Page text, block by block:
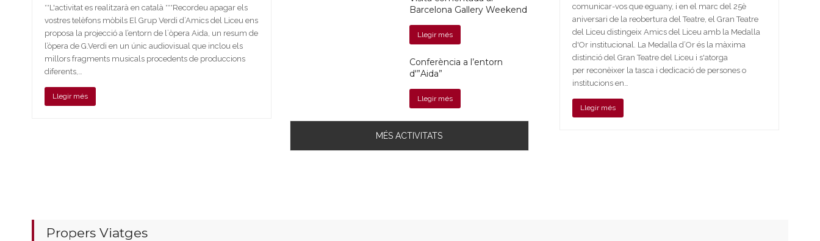
**L'activitat es realitzarà en català ***Recordeu apagar els
vostres telèfons mòbils El Grup Verdi d’Amics del Liceu ens
proposa la projecció a l’entorn de l`òpera Aida, un resum de
l’òpera de G.Verdi en un únic audiovisual que inclou els
millors fragments musicals procedents de produccions
diferents,…
Llegir més
Barcelona Gallery Weekend
Llegir més
Conferència a l’entorn
d'”Aida”
Llegir més
MÉS ACTIVITATS
comunicar-vos que eguany, i en el marc del 25è
aniversari de la reobertura del Teatre, el Gran Teatre
del Liceu distingeix Amics del Liceu amb la Medalla
d'Or institucional. La Medalla d’Or és la màxima
distinció del Gran Teatre del Liceu i s'atorga
per reconèixer la tasca i dedicació de persones o
institucions en…
Llegir més
Propers Viatges